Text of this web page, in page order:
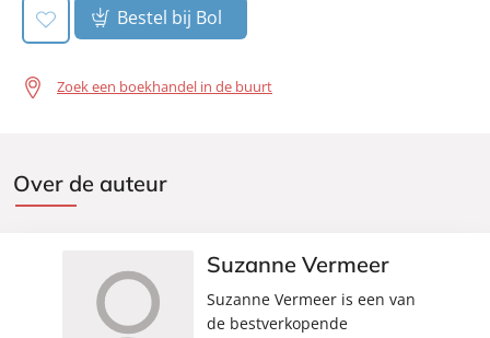
Bestel bij Bol
Zoek een boekhandel in de buurt
Over de auteur
Suzanne Vermeer
Suzanne Vermeer is een van
de bestverkopende